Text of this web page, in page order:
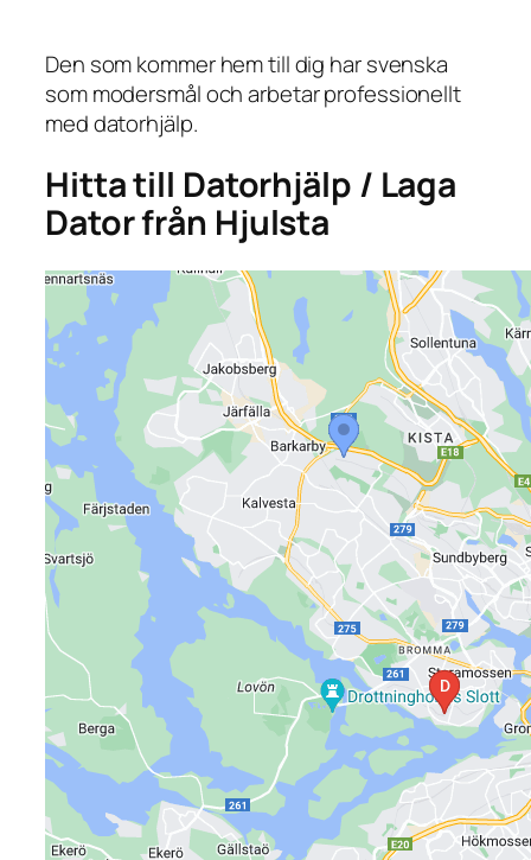
Den som kommer hem till dig har svenska
som modersmål och arbetar professionellt
med datorhjälp.
Hitta till Datorhjälp / Laga
Dator från Hjulsta